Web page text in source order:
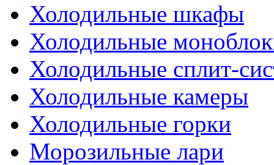
Холодильные шкафы
Холодильные
Холодильные сплит-
Холодильные камеры
Холодильные горки
Морозильные лари